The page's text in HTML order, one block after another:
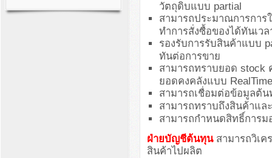
วัตถุดิบแบบ partial
สามารถประมาณการกา
ทำการสั่งซื้อของได้ทันเวล
รองรับการรับสินค้าแบบ
ทันต่อการขาย
สามารถทราบยอด stock
ยอดคงคลังแบบ
สามารถเชื่อมต่อข้อมูลต้
สามารถทราบถึงสินค้าแล
สามารถกำหนดสิทธิ์การม
ฝ่ายบัญชีต้นทุนสามารถวิเค
สินค้าไปผลิต